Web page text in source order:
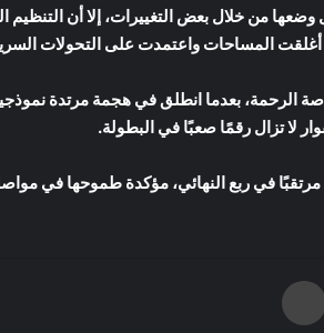
وضعها من خلال بعض التغييرات، إلا أن
أغلقت المساحات واعتمدت على التحولات
الرحمة، بعدما انطلق في هجمة مرتدة
لا تزال رقمًا صعبًا في البطولة.
في ربع النهائي، مؤكدة طموحها في